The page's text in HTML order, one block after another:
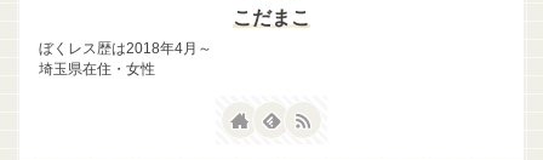
こだまこ
ぼくレス歴は2018年4月～
埼玉県在住・女性